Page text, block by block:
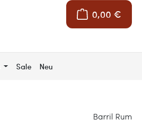
0,00 €
Warenkorb
Sale Neu
Barril Rum